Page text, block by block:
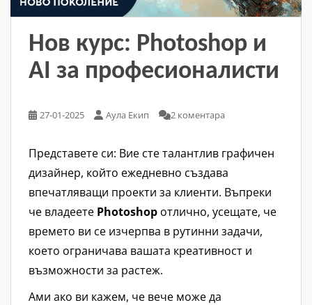
Нов курс: Photoshop и
AI за професионалисти
27-01-2025 Аула Екип 2 коментара
Представете си: Вие сте талантлив графичен
дизайнер, който ежедневно създава
впечатляващи проекти за клиенти. Въпреки
че владеете Photoshop отлично, усещате, че
времето ви се изчерпва в рутинни задачи,
което ограничава вашата креативност и
възможности за растеж.
Ами ако ви кажем, че вече може да